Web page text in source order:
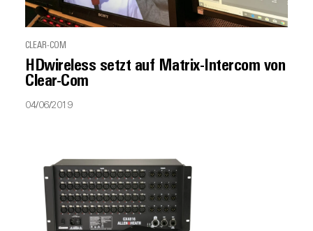
CLEAR-COM
HDwireless setzt auf Matrix-Intercom von
Clear-Com
04/06/2019